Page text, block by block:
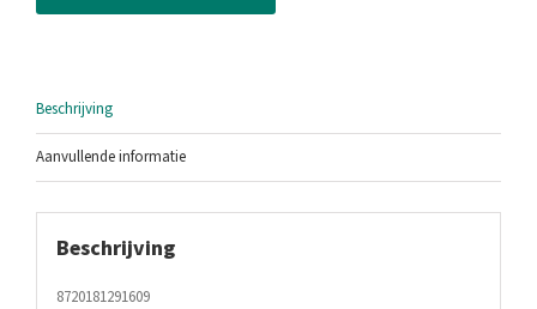
Beschrijving
Aanvullende informatie
Beschrijving
8720181291609